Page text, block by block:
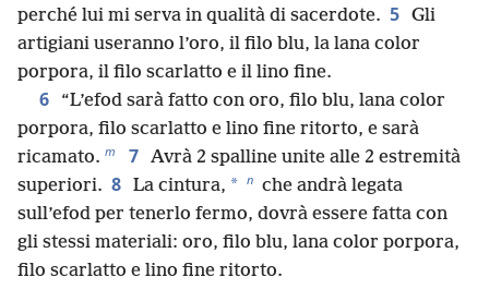
perché lui mi serva in qualità di sacerdote. 5 Gli
artigiani useranno l’oro, il filo blu, la lana color
porpora, il filo scarlatto e il lino fine.
6
“L’efod sarà fatto con oro, filo blu, lana color
porpora, filo scarlatto e lino fine ritorto, e sarà
ricamato. m 7 Avrà 2 spalline unite alle 2 estremità
superiori. 8 La cintura, * n che andrà legata
sull’efod per tenerlo fermo, dovrà essere fatta con
gli stessi materiali: oro, filo blu, lana color porpora,
filo scarlatto e lino fine ritorto.